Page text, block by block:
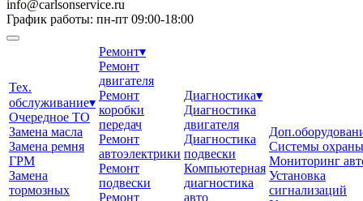
info@carlsonservice.ru
График работы: пн-пт 09:00-18:00
Тех.
обслуживание▾
Очередное ТО
Замена масла
Замена ремня
ГРМ
Замена
тормозных
Ремонт▾
Ремонт
двигателя
Ремонт
коробки
передач
Ремонт
автоэлектрики
Ремонт
подвески
Ремонт
Диагностика▾
Диагностика
двигателя
Диагностика
подвески
Компьютерная
диагностика
авто
Системы охраны
Мониторинг
Установка
сигнализаций